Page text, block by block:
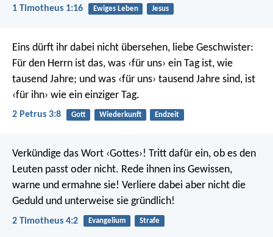
1 Timotheus 1:16 Ewiges Leben Jesus
Eins dürft ihr dabei nicht übersehen, liebe Geschwister:
Für den Herrn ist das, was ‹für uns› ein Tag ist, wie
tausend Jahre; und was ‹für uns› tausend Jahre sind, ist
‹für ihn› wie ein einziger Tag.
2 Petrus 3:8 Gott Wiederkunft Endzeit
Verkündige das Wort ‹Gottes›! Tritt dafür ein, ob es den
Leuten passt oder nicht. Rede ihnen ins Gewissen,
warne und ermahne sie! Verliere dabei aber nicht die
Geduld und unterweise sie gründlich!
2 Timotheus 4:2 Evangelium Strafe